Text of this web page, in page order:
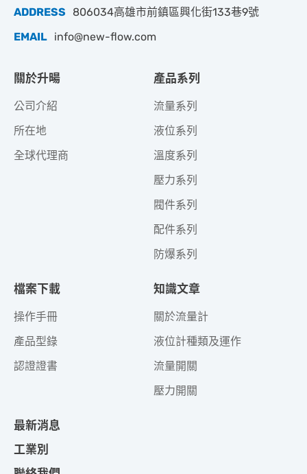
ADDRESS
806034高雄市前鎮區興化街133巷9號
EMAIL info@new-flow.com
關於升暘
公司介紹
所在地
全球代理商
產品系列
流量系列
液位系列
溫度系列
壓力系列
閥件系列
配件系列
防爆系列
檔案下載
操作手冊
產品型錄
認證證書
知識文章
關於流量計
液位計種類及運作
流量開關
壓力開關
最新消息
工業別